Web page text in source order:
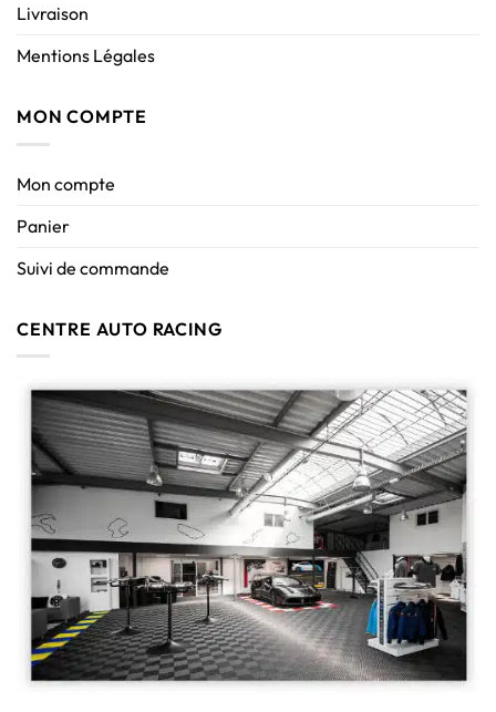
Livraison
Mentions Légales
MON COMPTE
Mon compte
Panier
Suivi de commande
CENTRE AUTO RACING